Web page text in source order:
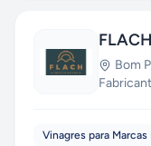
Bom
Vinagres para Marcas